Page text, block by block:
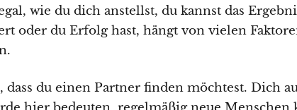
wie du dich anstellst, du kannst das
oder du Erfolg hast, hängt von vielen
du einen Partner finden möchtest. Dich